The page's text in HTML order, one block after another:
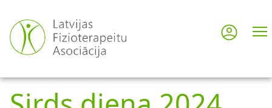
uz
galveno
saturu
User